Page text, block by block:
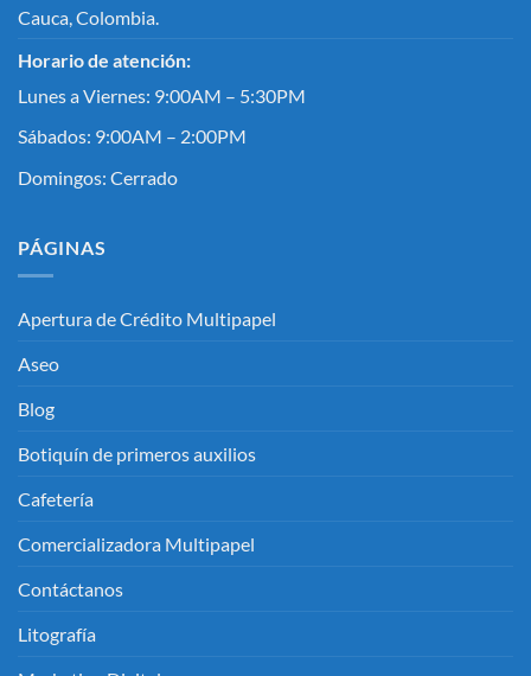
Cauca, Colombia.
Horario de atención:
Lunes a Viernes: 9:00AM – 5:30PM
Sábados: 9:00AM – 2:00PM
Domingos: Cerrado
PÁGINAS
Apertura de Crédito Multipapel
Aseo
Blog
Botiquín de primeros auxilios
Cafetería
Comercializadora Multipapel
Contáctanos
Litografía